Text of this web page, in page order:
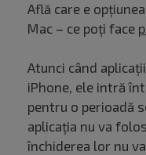
Află care e
Mac – ce poți face
Atunci când
iPhone, ele intră
pentru o perioadă
aplicația nu va
închiderea lor nu